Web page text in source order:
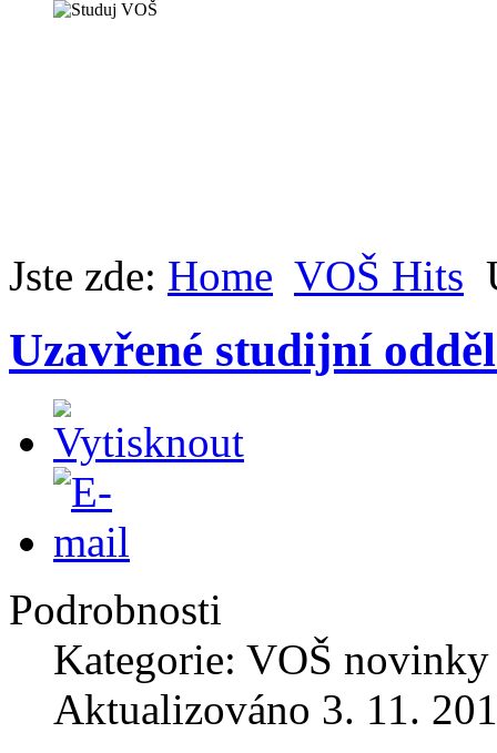
Jste zde: Home VOŠ Hits
Uzavřené studijní
Podrobnosti
Kategorie: VOŠ novinky
Aktualizováno 3. 11.